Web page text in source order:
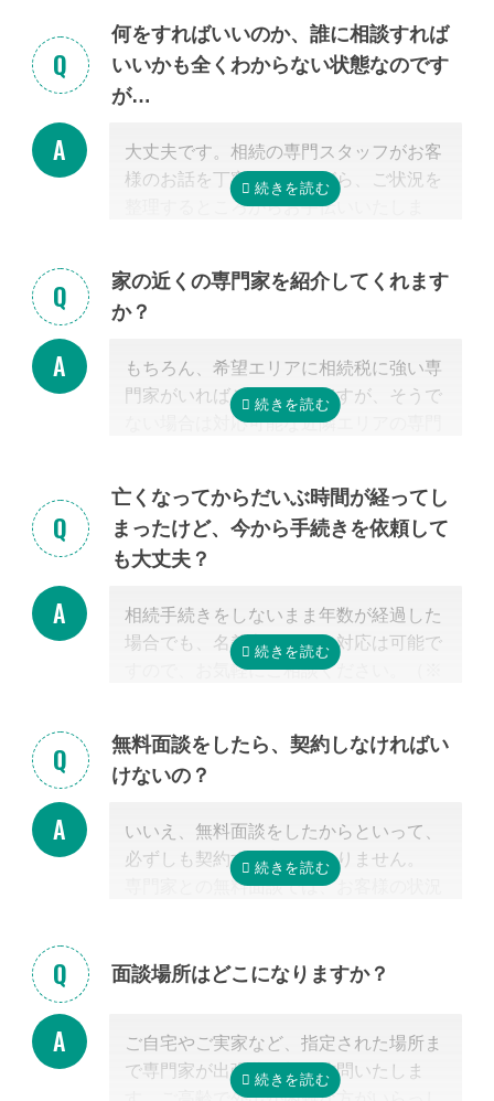
何をすればいいのか、誰に相談すれば
いいかも全くわからない状態なのです
が…
大丈夫です。相続の専門スタッフがお客
様のお話を丁寧に伺いながら、ご状況を
整理するところからお手伝いいたしま
家の近くの専門家を紹介してくれます
か？
もちろん、希望エリアに相続税に強い専
門家がいればご紹介可能ですが、そうで
ない場合は対応可能な近隣エリアの専門
は、自宅近くに事務所があるかではな
く、その士業が相続税に強いかどうかだ
からです。
の必修科目でないことから資格試験を取
る時に選択していない人にとっては専門
外となります。
も大切だと言えます。
なお自宅から離れた専門家をご紹介した
等まで出張費無料で訪問可能ですのでご
安心ください。
亡くなってからだいぶ時間が経ってし
まったけど、今から手続きを依頼して
も大丈夫？
相続手続きをしないまま年数が経過した
場合でも、名義変更などの対応は可能で
すので、お気軽にご相談ください。（※
無料面談をしたら、契約しなければい
けないの？
いいえ、無料面談をしたからといって、
必ずしも契約する必要はありません。
専門家との無料面談では、お客様の状況
提示させて頂きます。
こく営業するようなことはありませんの
でご安心ください。
面談場所はどこになりますか？
ご自宅やご実家など、指定された場所ま
で専門家が出張費無料で訪問いたしま